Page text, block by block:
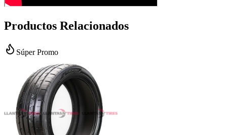
Productos Relacionados
Súper Promo